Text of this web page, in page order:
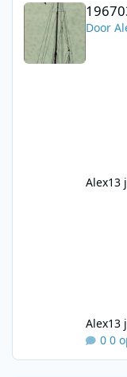
Door
Alex13
Alex13
0